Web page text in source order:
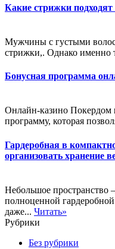
Какие стрижки
Мужчины с густыми
стрижки,. Однако именно
Бонусная программа
Онлайн-казино Покердом
программу, которая
Гардеробная в
организовать хранение
Небольшое пространство
полноценной
даже... Читать»
Рубрики
Без рубрики